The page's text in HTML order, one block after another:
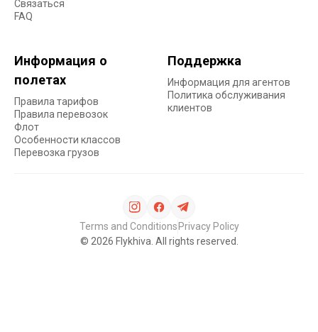
Связаться
FAQ
Информация о
полетах
Правила тарифов
Правила перевозок
Флот
Особенности классов
Перевозка грузов
Поддержка
Информация для агентов
Политика обслуживания
клиентов
Terms and Conditions Privacy Policy
© 2026 Flykhiva. All rights reserved.